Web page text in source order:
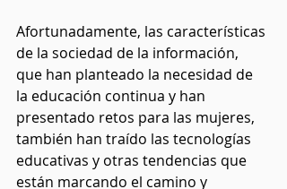
Afortunadamente, las características
de la sociedad de la información,
que han planteado la necesidad de
la educación continua y han
presentado retos para las mujeres,
también han traído las tecnologías
educativas y otras tendencias que
están marcando el camino y